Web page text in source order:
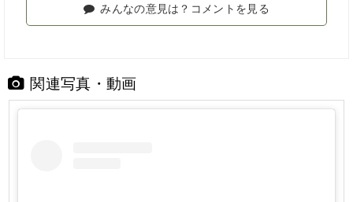
みんなの意見は？コメントを見る
関連写真・動画